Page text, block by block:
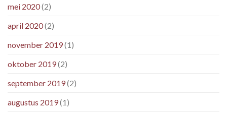
mei 2020(2)
april 2020(2)
november 2019(1)
oktober 2019(2)
september 2019(2)
augustus 2019(1)